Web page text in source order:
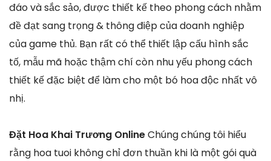
đáo và sắc sảo, được thiết kế theo phong cách nhằm
đề đạt sang trọng & thông điệp của doanh nghiệp
của game thủ. Bạn rất có thể thiết lập cấu hình sắc
tố, mẫu mã hoặc thậm chí còn nhu yếu phong cách
thiết kế đặc biệt để làm cho một bó hoa độc nhất vô
nhị.
Đặt Hoa Khai Trương OnlineChúng chúng tôi hiểu
rằng hoa tuoi không chỉ đơn thuần khi là một gói quà